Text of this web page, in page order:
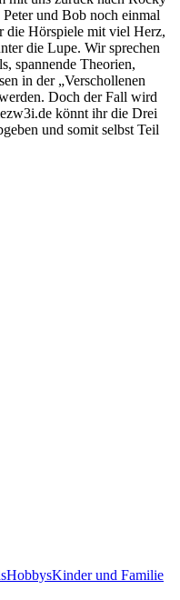
und Bob noch einmal
die Hörspiele mit viel Herz,
die Lupe. Wir sprechen
spannende Theorien,
in der „Verschollenen
Doch der Fall wird
könnt ihr die Drei
und somit selbst Teil
HobbysKinder und Familie